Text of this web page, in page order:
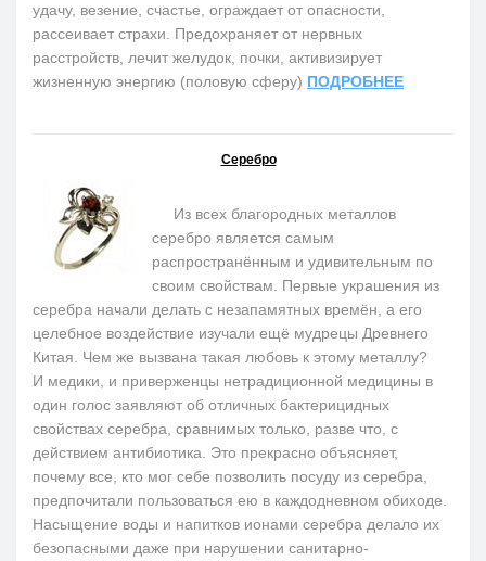
удачу, везение, счастье, ограждает от опасности,
рассеивает страхи. Предохраняет от нервных
расстройств, лечит желудок, почки, активизирует
жизненную энергию (половую сферу) ПОДРОБНЕЕ
Серебро
Из всех благородных металлов
серебро является самым
распространённым и удивительным по
своим свойствам. Первые украшения из
серебра начали делать с незапамятных времён, а его
целебное воздействие изучали ещё мудрецы Древнего
Китая. Чем же вызвана такая любовь к этому металлу?
И медики, и приверженцы нетрадиционной медицины в
один голос заявляют об отличных бактерицидных
свойствах серебра, сравнимых только, разве что, с
действием антибиотика. Это прекрасно объясняет,
почему все, кто мог себе позволить посуду из серебра,
предпочитали пользоваться ею в каждодневном обиходе.
Насыщение воды и напитков ионами серебра делало их
безопасными даже при нарушении санитарно-